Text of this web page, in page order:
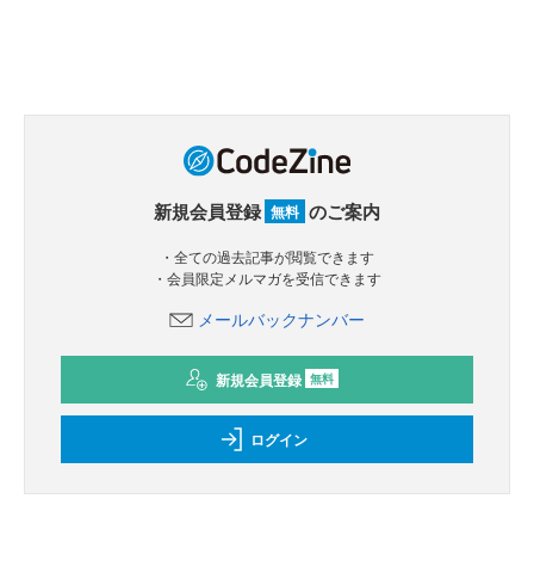
新規会員登録 無料 のご案内
・全ての過去記事が閲覧できます
・会員限定メルマガを受信できます
メールバックナンバー
新規会員登録 無料
ログイン